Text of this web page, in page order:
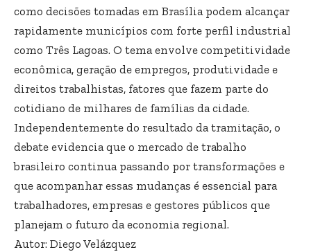
como decisões tomadas em Brasília podem alcançar
rapidamente municípios com forte perfil industrial
como Três Lagoas. O tema envolve competitividade
econômica, geração de empregos, produtividade e
direitos trabalhistas, fatores que fazem parte do
cotidiano de milhares de famílias da cidade.
Independentemente do resultado da tramitação, o
debate evidencia que o mercado de trabalho
brasileiro continua passando por transformações e
que acompanhar essas mudanças é essencial para
trabalhadores, empresas e gestores públicos que
planejam o futuro da economia regional.
Autor: Diego Velázquez